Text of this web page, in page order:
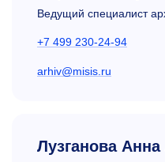
Ведущий специалист
+7 499 230-24-94
arhiv@misis.ru
Лузганова